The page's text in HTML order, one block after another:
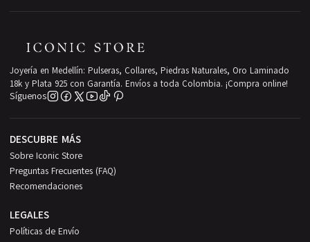
Joyería en Medellín: Pulseras, Collares, Piedras Naturales, Oro Laminado
18k y Plata 925 con Garantía. Envíos a toda Colombia. ¡Compra online!
Síguenos
DESCUBRE MÁS
Sobre Iconic Store
Preguntas Frecuentes (FAQ)
Recomendaciones
LEGALES
Políticas de Envío